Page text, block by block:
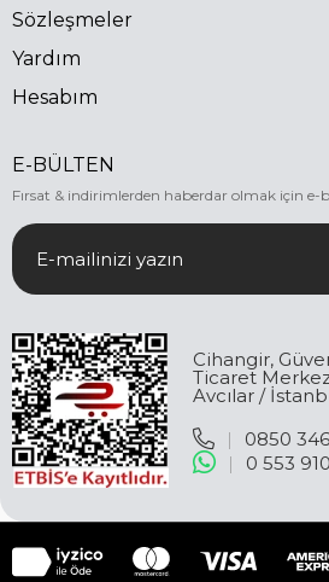
Sözleşmeler
Yardım
Hesabım
E-BÜLTEN
Fırsat & indirimlerden haberdar olmak için e-
Cihangir,
Ticaret
Avcılar /
|
0850
|
0 553